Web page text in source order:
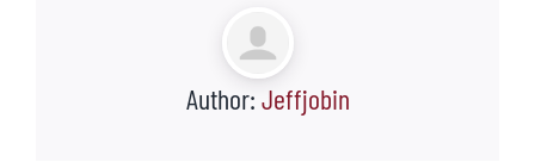
Author: Jeffjobin